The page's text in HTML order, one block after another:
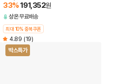
33%191,352원
상온무료배송
최대 10% 중복쿠폰
4.89 (19)
박스특가